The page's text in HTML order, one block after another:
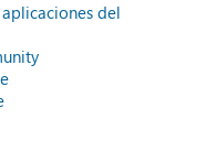
del